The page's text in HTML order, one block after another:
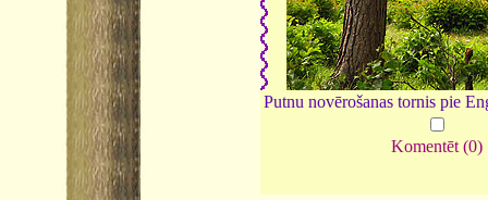
Putnu novērošanas tornis pie
Komentēt (0)